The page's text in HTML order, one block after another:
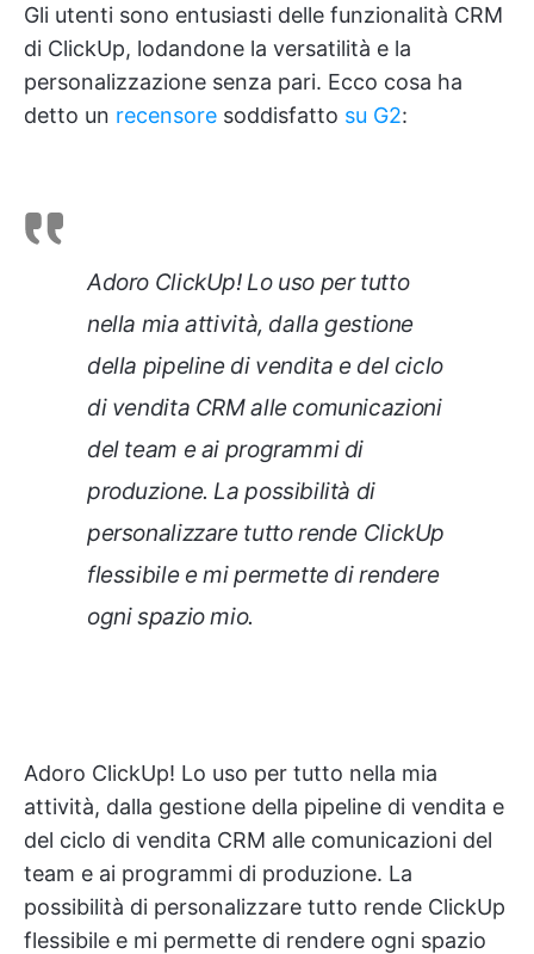
Gli utenti sono entusiasti delle funzionalità CRM
di ClickUp, lodandone la versatilità e la
personalizzazione senza pari. Ecco cosa ha
detto un recensore soddisfatto su G2:
Adoro ClickUp! Lo uso per tutto
nella mia attività, dalla gestione
della pipeline di vendita e del ciclo
di vendita CRM alle comunicazioni
del team e ai programmi di
produzione. La possibilità di
personalizzare tutto rende ClickUp
flessibile e mi permette di rendere
ogni spazio mio.
Adoro ClickUp! Lo uso per tutto nella mia
attività, dalla gestione della pipeline di vendita e
del ciclo di vendita CRM alle comunicazioni del
team e ai programmi di produzione. La
possibilità di personalizzare tutto rende ClickUp
flessibile e mi permette di rendere ogni spazio